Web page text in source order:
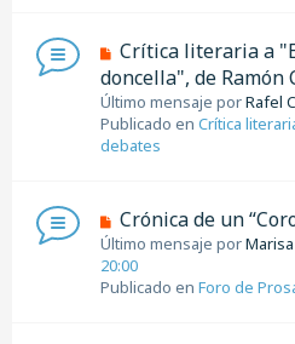
a
j
e
N
e
v
o
m
s
a
j
e
Crítica literaria a
doncella", de Ramón
Último mensaje porRafel
Publicado en Crítica
debates
N
u
e
v
Crónica de un
Último mensaje por
20:00
Publicado en Foro de